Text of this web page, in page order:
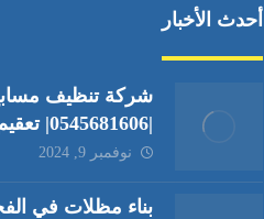
أحدث الأخبار
شركة تنظيف
|0545681606| تعقيم
نوفمبر 9, 2024
بناء مظلات في